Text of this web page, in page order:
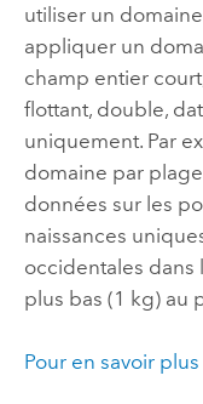
utiliser un
appliquer un
champ entier
flottant, double,
uniquement. Par
domaine par
données sur les
naissances
occidentales dans
plus bas (1 kg) au
Pour en savoir